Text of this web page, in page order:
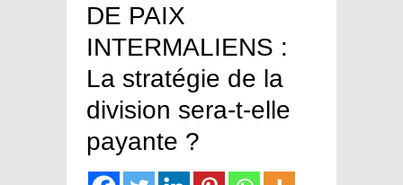
DE PAIX
INTERMALIENS :
La stratégie de la
division sera-t-elle
payante ?